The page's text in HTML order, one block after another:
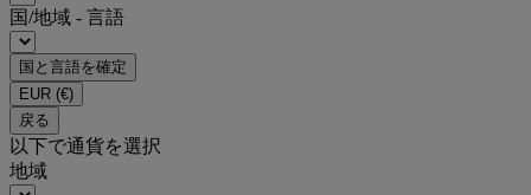
国/地域 - 言語
国と言語を確定
EUR (€)
戻る
以下で通貨を選択
地域